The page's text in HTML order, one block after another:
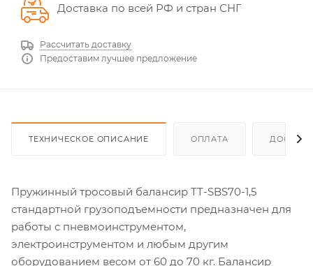
Доставка по всей РФ и стран СНГ
Рассчитать доставку
Предоставим лучшее предложение
ТЕХНИЧЕСКОЕ ОПИСАНИЕ ОПЛАТА
Пружинный тросовый балансир TT-SBS70-1,5
стандартной грузоподъемности предназначен для
работы с пневмоинструментом,
электроинструментом и любым другим
оборудованием весом от 60 до 70 кг. Балансир